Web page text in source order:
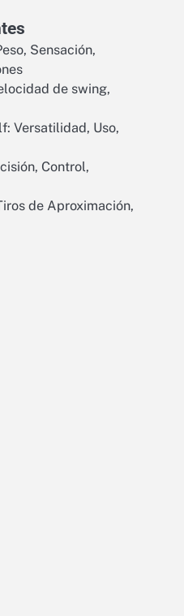
Sensación,
de swing,
Versatilidad, Uso,
Control,
de Aproximación,